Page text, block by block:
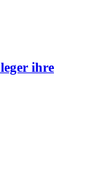
ihre